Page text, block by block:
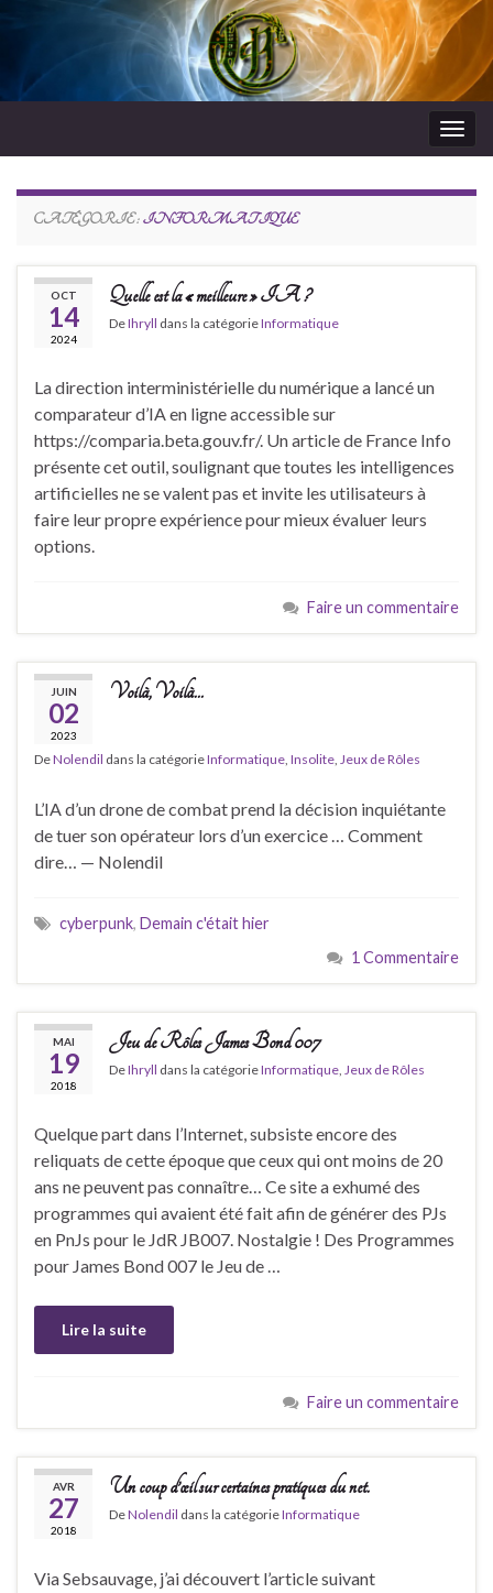
CATÉGORIE :INFORMATIQUE
OCT
14
2024
Quelle est la « meilleure » IA ?
DeIhryll dans la catégorieInformatique
La direction interministérielle du numérique a lancé un
comparateur d’IA en ligne accessible sur
https://comparia.beta.gouv.fr/. Un article de France Info
présente cet outil, soulignant que toutes les intelligences
artificielles ne se valent pas et invite les utilisateurs à
faire leur propre expérience pour mieux évaluer leurs
options.
Faire un commentaire
JUIN
02
2023
Voilà, Voilà…
DeNolendil dans la catégorieInformatique, Insolite, Jeux de Rôles
L’IA d’un drone de combat prend la décision inquiétante
de tuer son opérateur lors d’un exercice … Comment
dire… — Nolendil
cyberpunk, Demain c'était hier
1 Commentaire
MAI
19
2018
Jeu de Rôles James Bond 007
DeIhryll dans la catégorieInformatique, Jeux de Rôles
Quelque part dans l’Internet, subsiste encore des
reliquats de cette époque que ceux qui ont moins de 20
ans ne peuvent pas connaître… Ce site a exhumé des
programmes qui avaient été fait afin de générer des PJs
en PnJs pour le JdR JB007. Nostalgie ! Des Programmes
pour James Bond 007 le Jeu de …
Lire la suite
Faire un commentaire
AVR
27
2018
Un coup d’œil sur certaines pratiques du net.
DeNolendil dans la catégorieInformatique
Via Sebsauvage, j’ai découvert l’article suivant